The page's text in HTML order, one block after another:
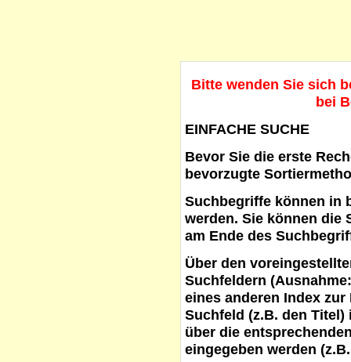
Bitte wenden Sie sich
bei
EINFACHE SUCHE
Bevor Sie die erste
bevorzugte
Suchbegriffe können in
werden. Sie können die
am Ende des
Über den
Suchfeldern
eines anderen Index
Suchfeld (z.B. den
über die
eingegeben werden